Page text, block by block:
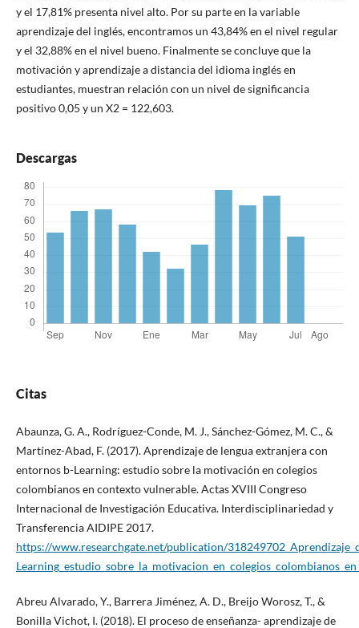
y el 17,81% presenta nivel alto. Por su parte en la variable
aprendizaje del inglés, encontramos un 43,84% en el nivel regular
y el 32,88% en el nivel bueno. Finalmente se concluye que la
motivación y aprendizaje a distancia del idioma inglés en
estudiantes, muestran relación con un nivel de significancia
positivo 0,05 y un X2 = 122,603.
Descargas
Citas
Abaunza, G. A., Rodríguez-Conde, M. J., Sánchez-Gómez, M. C., &
Martínez-Abad, F. (2017). Aprendizaje de lengua extranjera con
entornos b-Learning: estudio sobre la motivación en colegios
colombianos en contexto vulnerable. Actas XVIII Congreso
Internacional de Investigación Educativa. Interdisciplinariedad y
Transferencia AIDIPE 2017.
https://www.researchgate.net/publication/
Abreu Alvarado, Y., Barrera Jiménez, A. D., Breijo Worosz, T., &
Bonilla Vichot, I. (2018). El proceso de enseñanza- aprendizaje de